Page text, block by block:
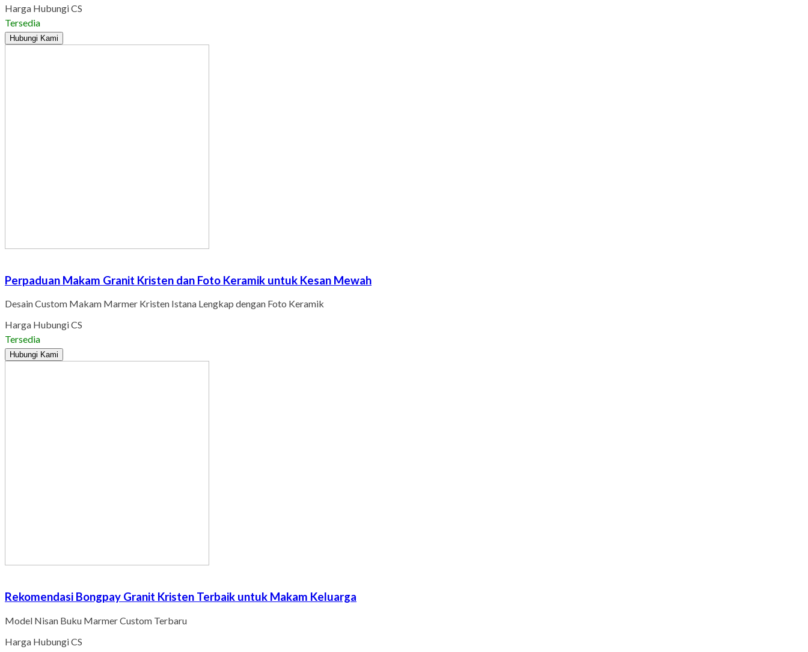
Harga Hubungi CS
Tersedia
Hubungi Kami
Perpaduan Makam Granit Kristen dan Foto Keramik untuk Kesan Mewah
Desain Custom Makam Marmer Kristen Istana Lengkap dengan Foto Keramik
Harga Hubungi CS
Tersedia
Hubungi Kami
Rekomendasi Bongpay Granit Kristen Terbaik untuk Makam Keluarga
Model Nisan Buku Marmer Custom Terbaru
Harga Hubungi CS